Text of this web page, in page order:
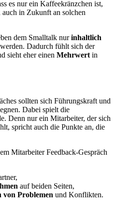
es nur ein Kaffeekränzchen ist,
auch in Zukunft an solchen
dem Smalltalk nurinhaltlich
Dadurch fühlt sich der
sieht eher einen Mehrwert in
sollten sich Führungskraft und
Dabei spielt die
Denn nur ein Mitarbeiter, der sich
spricht auch die Punkte an, die
Mitarbeiter Feedback-Gespräch
auf beiden Seiten,
von Problemen und Konflikten.